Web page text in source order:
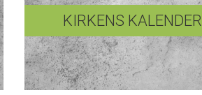
KIRKENS KALENDER